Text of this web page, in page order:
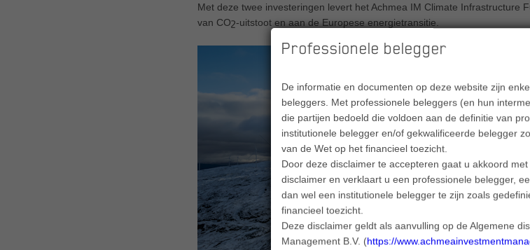
Professionele belegger
De informatie en documenten op deze website zijn
beleggers. Met professionele beleggers (en hun
die partijen bedoeld die voldoen aan de definitie van
institutionele belegger en/of gekwalificeerde belegger
van de Wet op het financieel toezicht.
Door deze disclaimer te accepteren gaat u akkoord
disclaimer en verklaart u een professionele belegger,
dan wel een institutionele belegger te zijn zoals
financieel toezicht.
Deze disclaimer geldt als aanvulling op de Algemene
Management B.V. (https://
Met deze twee investeringen levert het Achmea IM Climate Infrastructure
van COշ-uitstoot en aan de Europese energietransitie.